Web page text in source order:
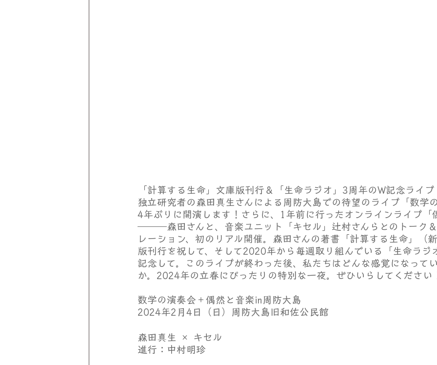
「計算する生命」文庫版刊行＆「生命ラジオ」3周年のW記念ライブ
独立研究者の森田真生さんによる周防大島での待望のライブ「数学
4年ぶりに開演します！さらに、1年前に行ったオンラインライブ「
―――森田さんと、音楽ユニット「キセル」辻村さんらとのトーク
レーション、初のリアル開催。森田さんの著書「計算する生命」（
版刊行を祝して、そして2020年から毎週取り組んでいる「生命ラジ
記念して。このライブが終わった後、私たちはどんな感覚になって
か。2024年の立春にぴったりの特別な一夜。ぜひいらしてください
数学の演奏会＋偶然と音楽in周防大島
2024年2月4日（日）周防大島旧和佐公民館
森田真生 × キセル
進行：中村明珍